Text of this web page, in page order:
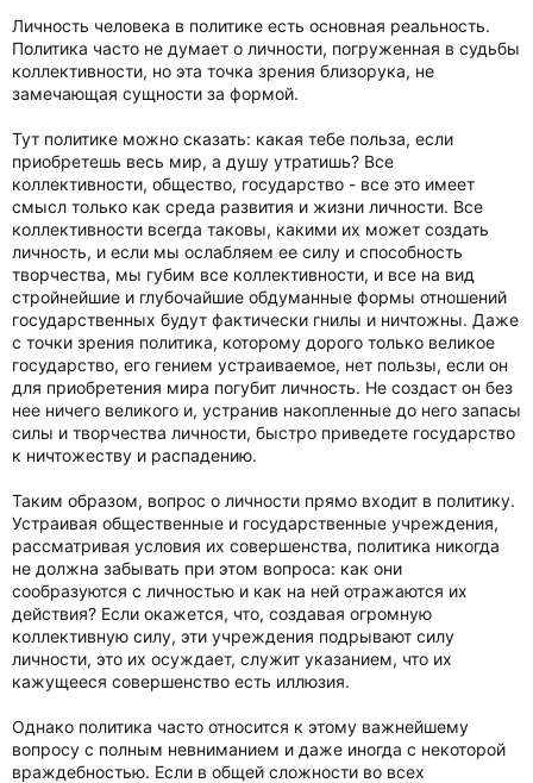
Личность человека в политике есть основная реальность.
Политика часто не думает о личности, погруженная в судьбы
коллективности, но эта точка зрения близорука, не
замечающая сущности за формой.
Тут политике можно сказать: какая тебе польза, если
приобретешь весь мир, а душу утратишь? Все
коллективности, общество, государство - все это имеет
смысл только как среда развития и жизни личности. Все
коллективности всегда таковы, какими их может создать
личность, и если мы ослабляем ее силу и способность
творчества, мы губим все коллективности, и все на вид
стройнейшие и глубочайшие обдуманные формы отношений
государственных будут фактически гнилы и ничтожны. Даже
с точки зрения политика, которому дорого только великое
государство, его гением устраиваемое, нет пользы, если он
для приобретения мира погубит личность. Не создаст он без
нее ничего великого и, устранив накопленные до него запасы
силы и творчества личности, быстро приведете государство
к ничтожеству и распадению.
Таким образом, вопрос о личности прямо входит в политику.
Устраивая общественные и государственные учреждения,
рассматривая условия их совершенства, политика никогда
не должна забывать при этом вопроса: как они
сообразуются с личностью и как на ней отражаются их
действия? Если окажется, что, создавая огромную
коллективную силу, эти учреждения подрывают силу
личности, это их осуждает, служит указанием, что их
кажущееся совершенство есть иллюзия.
Однако политика часто относится к этому важнейшему
вопросу с полным невниманием и даже иногда с некоторой
враждебностью. Если в общей сложности во всех